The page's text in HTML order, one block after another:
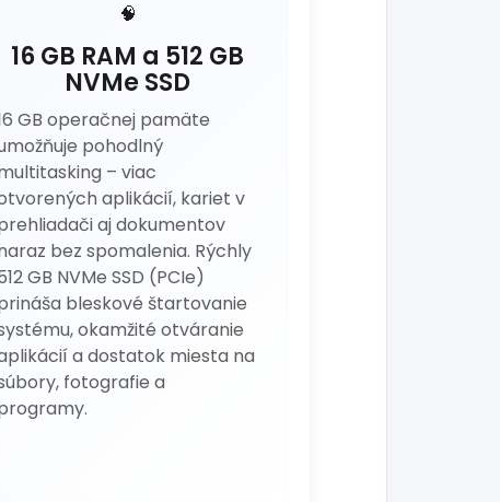
🧠
16 GB RAM a 512 GB
NVMe SSD
GB operačnej pamäte
pohodlný
– viac
aplikácií, kariet v
aj dokumentov
bez spomalenia. Rýchly
GB NVMe SSD (PCIe)
bleskové štartovanie
okamžité otváranie
a dostatok miesta na
fotografie a